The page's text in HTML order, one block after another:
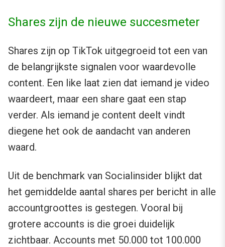
Shares zijn de nieuwe succesmeter
Shares zijn op TikTok uitgegroeid tot een van
de belangrijkste signalen voor waardevolle
content. Een like laat zien dat iemand je video
waardeert, maar een share gaat een stap
verder. Als iemand je content deelt vindt
diegene het ook de aandacht van anderen
waard.
Uit de benchmark van Socialinsider blijkt dat
het gemiddelde aantal shares per bericht in alle
accountgroottes is gestegen. Vooral bij
grotere accounts is die groei duidelijk
zichtbaar. Accounts met 50.000 tot 100.000